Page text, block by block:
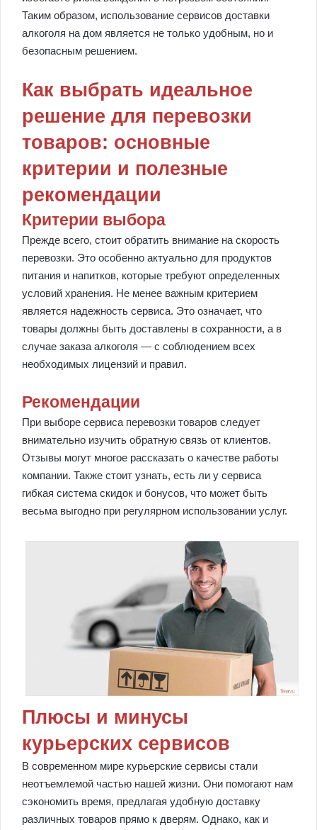
Таким образом, использование сервисов доставки
алкоголя на дом является не только удобным, но и
безопасным решением.
Как выбрать идеальное
решение для перевозки
товаров: основные
критерии и полезные
рекомендации
Критерии выбора
Прежде всего, стоит обратить внимание на скорость
перевозки. Это особенно актуально для продуктов
питания и напитков, которые требуют определенных
условий хранения. Не менее важным критерием
является надежность сервиса. Это означает, что
товары должны быть доставлены в сохранности, а в
случае заказа алкоголя — с соблюдением всех
необходимых лицензий и правил.
Рекомендации
При выборе сервиса перевозки товаров следует
внимательно изучить обратную связь от клиентов.
Отзывы могут многое рассказать о качестве работы
компании. Также стоит узнать, есть ли у сервиса
гибкая система скидок и бонусов, что может быть
весьма выгодно при регулярном использовании услуг.
Плюсы и минусы
курьерских сервисов
В современном мире курьерские сервисы стали
неотъемлемой частью нашей жизни. Они помогают нам
сэкономить время, предлагая удобную доставку
различных товаров прямо к дверям. Однако, как и